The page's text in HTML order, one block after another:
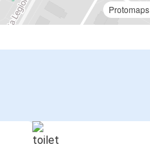
Protomaps